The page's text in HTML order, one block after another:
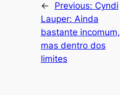
← Previous: Cyndi
Lauper: Ainda
bastante incomum,
mas dentro dos
limites